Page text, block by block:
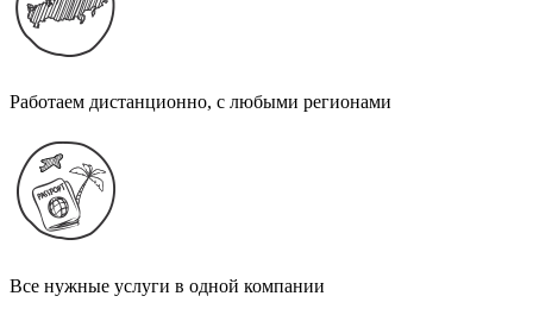
Работаем дистанционно, с любыми регионами
Все нужные услуги в одной компании